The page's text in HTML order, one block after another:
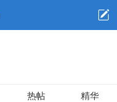
热帖 精华